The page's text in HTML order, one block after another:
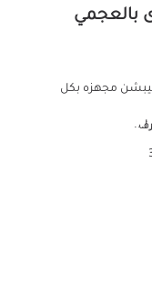
بالعجمي
مجهزه بكل